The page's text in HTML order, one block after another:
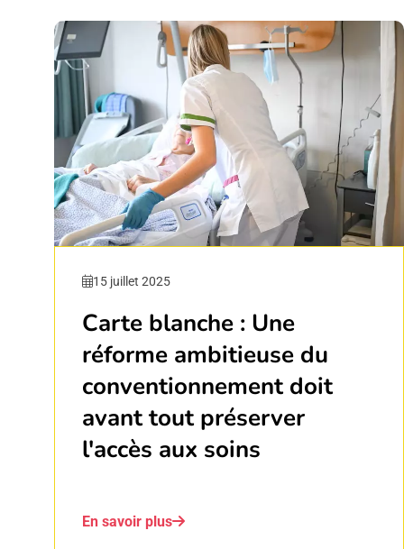
15 juillet 2025
Carte blanche : Une
réforme ambitieuse du
conventionnement doit
avant tout préserver
l'accès aux soins
En savoir plus